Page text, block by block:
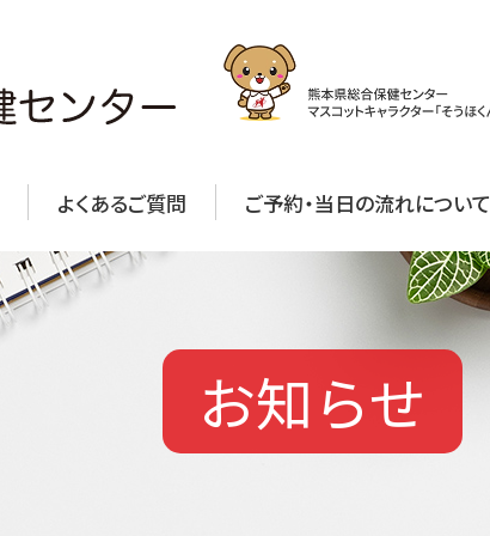
よくあるご質問 ご予約・当日の流れについて
お知らせ